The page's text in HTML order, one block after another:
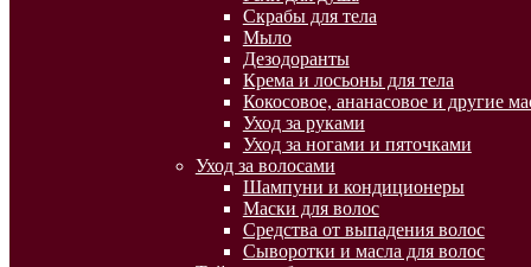
Скрабы для тела
Мыло
Дезодоранты
Крема и лосьоны для тела
Кокосовое, ананасовое и другие
Уход за руками
Уход за ногами и пяточками
Уход за волосами
Шампуни и кондиционеры
Маски для волос
Средства от выпадения волос
Сыворотки и масла для волос